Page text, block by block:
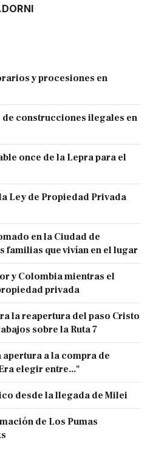
y procesiones en
construcciones ilegales en
once de la Lepra para el
Ley de Propiedad Privada
en la Ciudad de
familias que vivían en el lugar
y Colombia mientras el
privada
la reapertura del paso Cristo
sobre la Ruta 7
a la compra de
elegir entre..."
desde la llegada de Milei
de Los Pumas